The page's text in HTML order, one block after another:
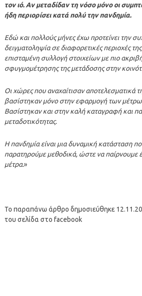
τον ιό. Αν μεταδίδαν τη νόσο μόνο οι
ήδη περιορίσει κατά πολύ την πανδημία.
Εδώ και πολλούς μήνες έχω προτείνει την
δειγματοληψία σε διαφορετικές περιοχές
επισταμένη συλλογή στοιχείων με πιο
σφυγμομέτρησης της μετάδοσης στην
Οι χώρες που αναχαίτισαν αποτελεσματικά
βασίστηκαν μόνο στην εφαρμογή των
Βασίστηκαν και στην καλή καταγραφή και
μεταδοτικότητας.
Η πανδημία είναι μια δυναμική κατάσταση
παρατηρούμε μεθοδικά, ώστε να παίρνουμε
μέτρα.»
Το παραπάνω άρθρο δημοσιεύθηκε
του σελίδα στο facebook